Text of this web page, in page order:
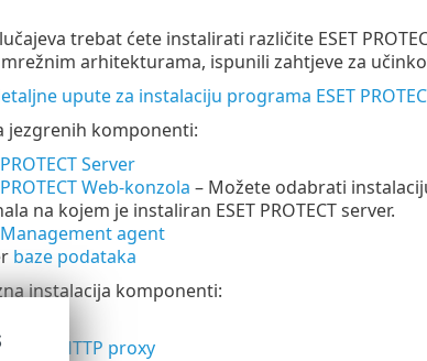
trebat ćete instalirati različite ESET
arhitekturama, ispunili zahtjeve za
upute za instalaciju programa ESET
jezgrenih komponenti:
Server
PROTECT Web-konzola – Možete odabrati
na kojem je instaliran ESET PROTECT server.
Management agent
baze podataka
instalacija komponenti:
Bridge HTTP proxy